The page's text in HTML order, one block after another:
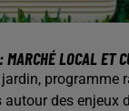
MARCHÉ LOCAL ET
programme
des enjeux